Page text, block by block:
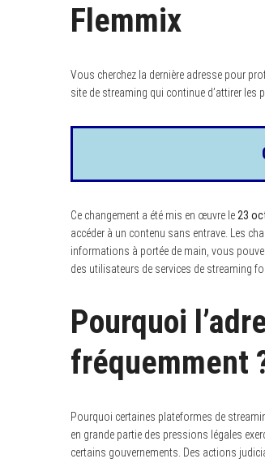
Flemmix
Vous cherchez la dernière adresse pour
site de streaming qui continue d’attirer
Ce changement a été mis en œuvre le 23
accéder à un contenu sans entrave. Les
informations à portée de main, vous
des utilisateurs de services de streaming
Pourquoi
fréquemment
Pourquoi certaines plateformes de
en grande partie des pressions légales
certains gouvernements. Des actions